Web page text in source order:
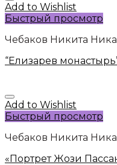
Add to Wishlist
Быстрый просмотр
Чебаков Никита
“Елизарев
Add to Wishlist
Быстрый просмотр
Чебаков Никита
«Портрет Жози